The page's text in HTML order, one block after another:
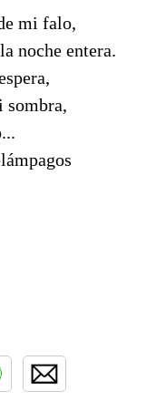
mi falo,
noche entera.
sombra,